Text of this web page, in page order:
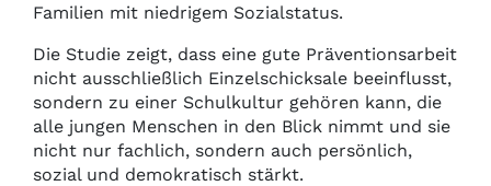
Familien mit niedrigem Sozialstatus.
Die Studie zeigt, dass eine gute Präventionsarbeit
nicht ausschließlich Einzelschicksale beeinflusst,
sondern zu einer Schulkultur gehören kann, die
alle jungen Menschen in den Blick nimmt und sie
nicht nur fachlich, sondern auch persönlich,
sozial und demokratisch stärkt.